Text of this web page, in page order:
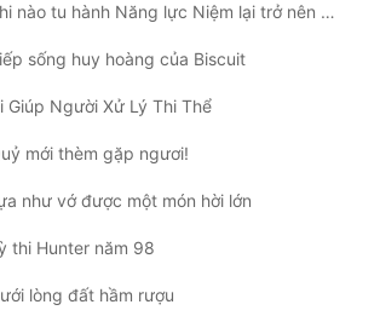
Huyễn
tu hành Năng lực Niệm lại trở nên dễ dàng đến vậy?
sống huy hoàng của Biscuit
Giúp Người Xử Lý Thi Thể
mới thèm gặp ngươi!
như vớ được một món hời lớn
thi Hunter năm 98
lòng đất hầm rượu